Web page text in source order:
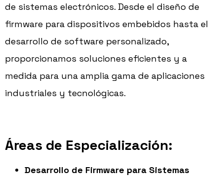
de sistemas electrónicos. Desde el diseño de
firmware para dispositivos embebidos hasta el
desarrollo de software personalizado,
proporcionamos soluciones eficientes y a
medida para una amplia gama de aplicaciones
industriales y tecnológicas.
Áreas de Especialización:
Desarrollo de Firmware para Sistemas